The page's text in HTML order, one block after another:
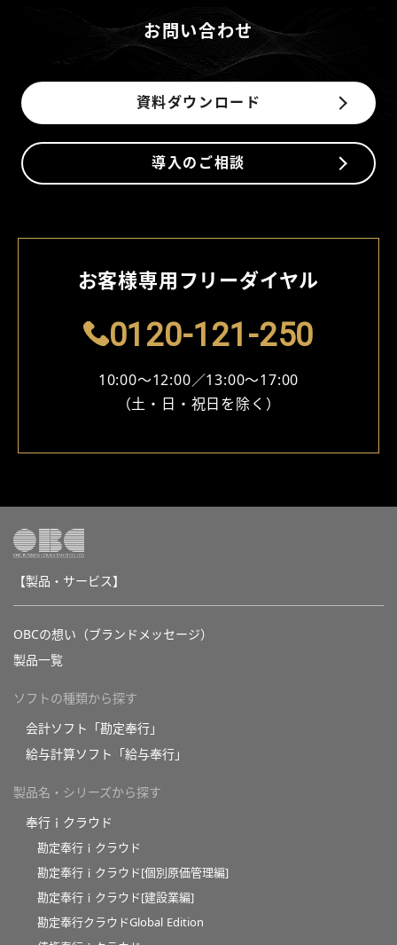
お問い合わせ
資料ダウンロード
導入のご相談
お客様専⽤フリーダイヤル
0120-121-250
10:00～12:00∕13:00～17:00
（⼟・⽇・祝⽇を除く）
【製品・サービス】
OBCの想い（ブランドメッセージ）
製品一覧
ソフトの種類から探す
会計ソフト「勘定奉行」
給与計算ソフト「給与奉行」
製品名・シリーズから探す
奉行ｉクラウド
勘定奉行ｉクラウド
勘定奉行ｉクラウド[個別原価管理編]
勘定奉行ｉクラウド[建設業編]
勘定奉行クラウドGlobal Edition